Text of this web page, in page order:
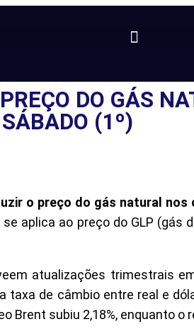
DO GÁS
SÁBADO (1º)
o preço do gás natural
aplica ao preço do GLP (gás
atualizações trimestrais
de câmbio entre real e
Brent subiu 2,18%, enquanto o